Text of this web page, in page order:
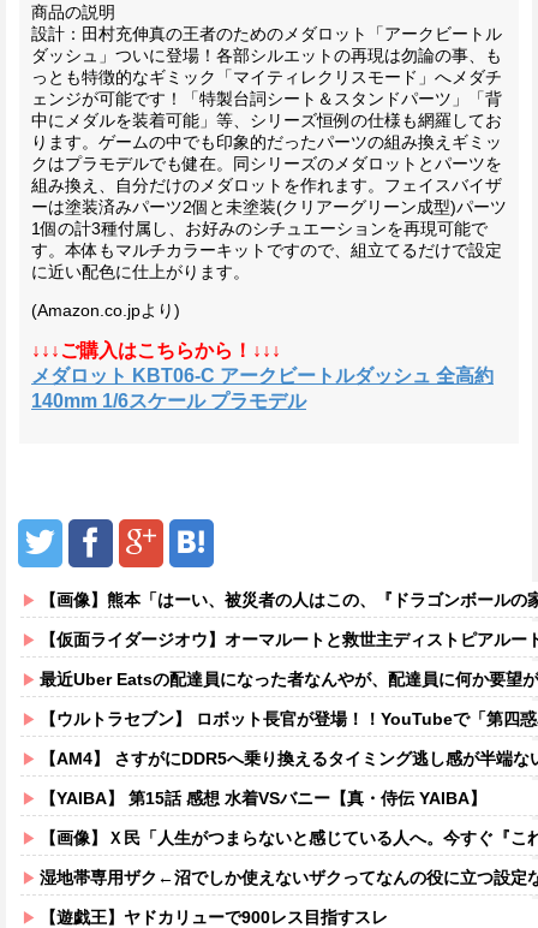
商品の説明
設計：田村充伸真の王者のためのメダロット「アークビートル
ダッシュ」ついに登場！各部シルエットの再現は勿論の事、も
っとも特徴的なギミック「マイティレクリスモード」へメダチ
ェンジが可能です！「特製台詞シート＆スタンドパーツ」「背
中にメダルを装着可能」等、シリーズ恒例の仕様も網羅してお
ります。ゲームの中でも印象的だったパーツの組み換えギミッ
クはプラモデルでも健在。同シリーズのメダロットとパーツを
組み換え、自分だけのメダロットを作れます。フェイスバイザ
ーは塗装済みパーツ2個と未塗装(クリアーグリーン成型)パーツ
1個の計3種付属し、お好みのシチュエーションを再現可能で
す。本体もマルチカラーキットですので、組立てるだけで設定
に近い配色に仕上がります。
(Amazon.co.jpより)
↓↓↓ご購入はこちらから！↓↓↓
メダロット KBT06-C アークビートルダッシュ 全高約
140mm 1/6スケール プラモデル
【画像】熊本「はーい、被災者の人はこの、『ドラゴンボールの家』み
【仮面ライダージオウ】オーマルートと救世主ディストピアルー
最近Uber Eatsの配達員になった者なんやが、配達員に何か要望
【ウルトラセブン】 ロボット長官が登場！！YouTubeで「第四
【AM4】 さすがにDDR5へ乗り換えるタイミング逃し感が半端な
【YAIBA】 第15話 感想 水着VSバニー【真・侍伝 YAIBA】
【画像】Ｘ民「人生がつまらないと感じている人へ。今すぐ『これ』を
湿地帯専用ザク←沼でしか使えないザクってなんの役に立つ設定
【遊戯王】ヤドカリューで900レス目指すスレ